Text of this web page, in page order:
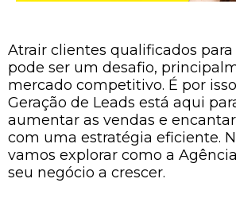
Atrair clientes qualificados
pode ser um desafio,
mercado competitivo. É por
Geração de Leads está aqui
aumentar as vendas e
com uma estratégia eficiente.
vamos explorar como a
seu negócio a crescer.